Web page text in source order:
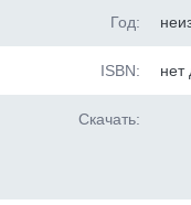
Год:
ISBN: нет
Скачать: